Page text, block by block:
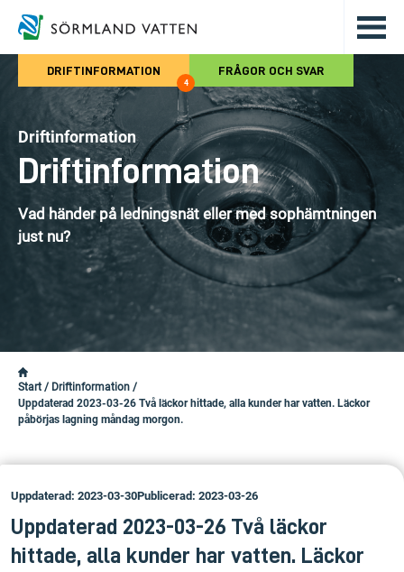
Hoppa till det huvudsakliga
DRIFTINFORMATION
4
FRÅGOR OCH SVAR
Driftinformation
Driftinformation
Vad händer på ledningsnät eller med sophämtningen
just nu?
Start / Driftinformation /
Uppdaterad 2023-03-26 Två läckor hittade, alla kunder har vatten. Läckor
påbörjas lagning måndag morgon.
Uppdaterad: 2023-03-30Publicerad: 2023-03-26
Uppdaterad 2023-03-26 Två läckor
hittade, alla kunder har vatten. Läckor